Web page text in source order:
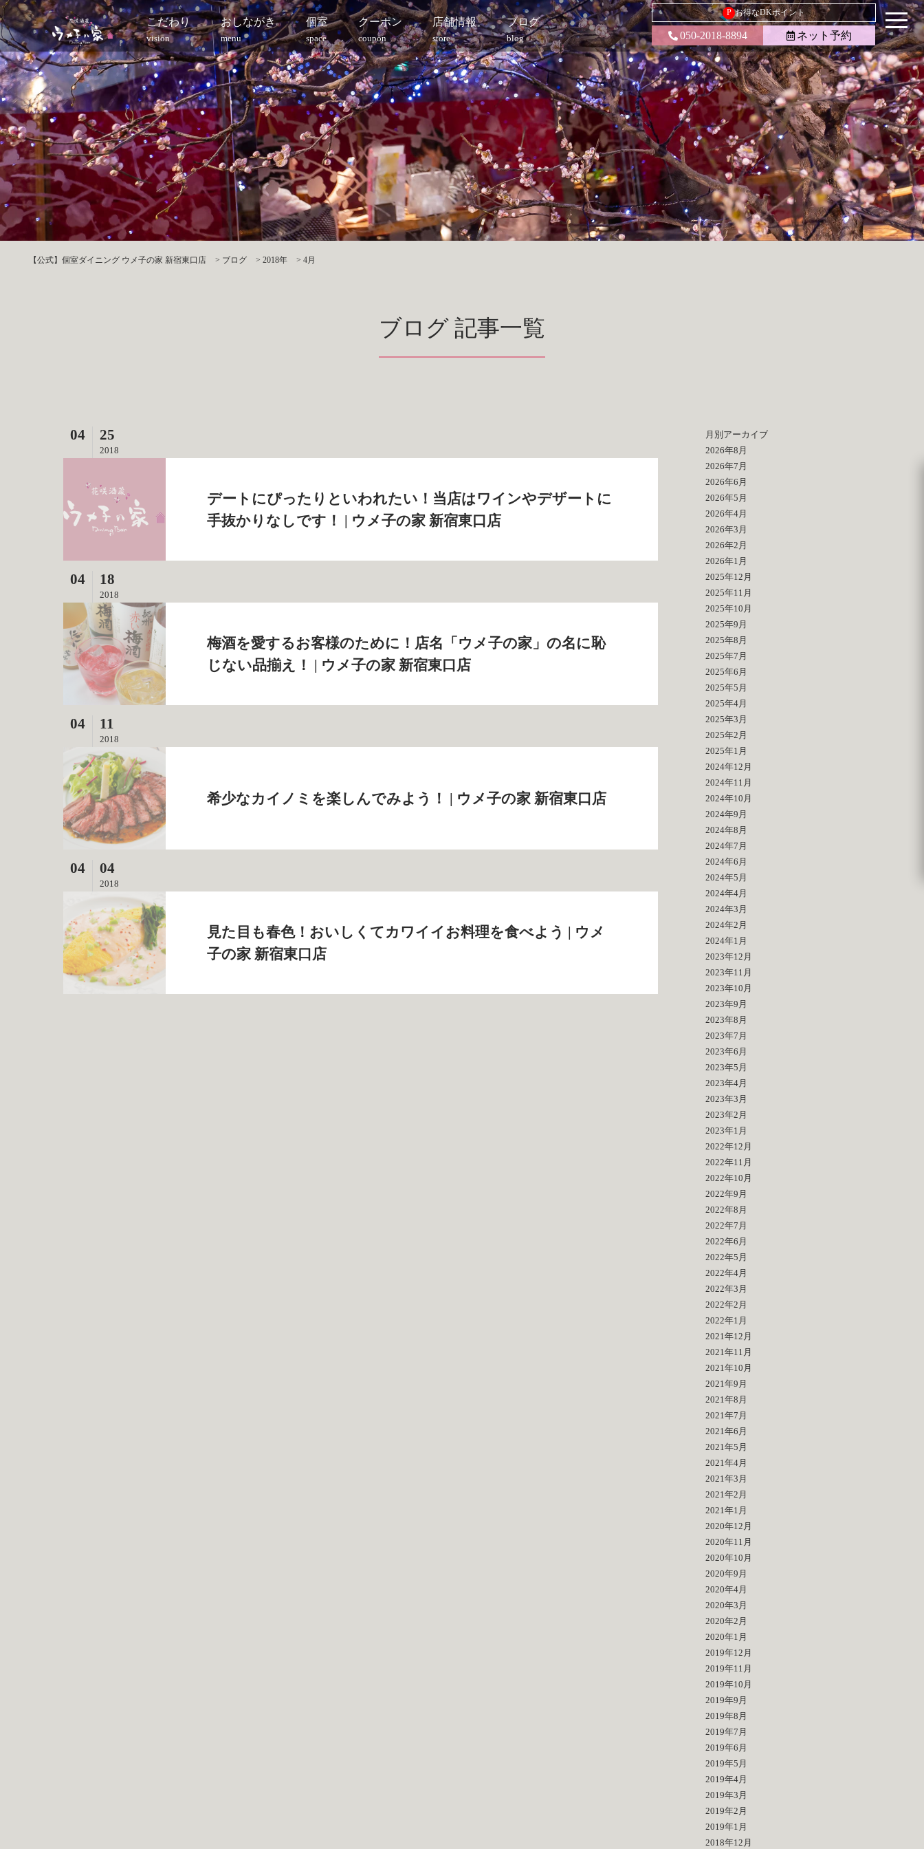
こだわり
vision
おしながき
menu
個室
space
クーポン
coupon
店舗情報
store
ブログ
blog
P お得なDKポイント
050-2018-8894 ネット予約
【公式】個室ダイニング ウメ子の家 新宿東口店 > ブログ > 2018年 > 4月
ブログ 記事一覧
04 25
2018
デートにぴったりといわれたい！当店はワインやデザートに
手抜かりなしです！ | ウメ子の家 新宿東口店
04 18
2018
梅酒を愛するお客様のために！店名「ウメ子の家」の名に恥
じない品揃え！ | ウメ子の家 新宿東口店
04 11
2018
希少なカイノミを楽しんでみよう！ | ウメ子の家 新宿東口店
04 04
2018
見た目も春色！おいしくてカワイイお料理を食べよう | ウメ
子の家 新宿東口店
月別アーカイブ
2026年8月
2026年7月
2026年6月
2026年5月
2026年4月
2026年3月
2026年2月
2026年1月
2025年12月
2025年11月
2025年10月
2025年9月
2025年8月
2025年7月
2025年6月
2025年5月
2025年4月
2025年3月
2025年2月
2025年1月
2024年12月
2024年11月
2024年10月
2024年9月
2024年8月
2024年7月
2024年6月
2024年5月
2024年4月
2024年3月
2024年2月
2024年1月
2023年12月
2023年11月
2023年10月
2023年9月
2023年8月
2023年7月
2023年6月
2023年5月
2023年4月
2023年3月
2023年2月
2023年1月
2022年12月
2022年11月
2022年10月
2022年9月
2022年8月
2022年7月
2022年6月
2022年5月
2022年4月
2022年3月
2022年2月
2022年1月
2021年12月
2021年11月
2021年10月
2021年9月
2021年8月
2021年7月
2021年6月
2021年5月
2021年4月
2021年3月
2021年2月
2021年1月
2020年12月
2020年11月
2020年10月
2020年9月
2020年4月
2020年3月
2020年2月
2020年1月
2019年12月
2019年11月
2019年10月
2019年9月
2019年8月
2019年7月
2019年6月
2019年5月
2019年4月
2019年3月
2019年2月
2019年1月
2018年12月